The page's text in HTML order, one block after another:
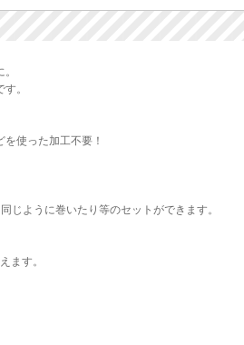
。
使った加工不要！
ように巻いたり等のセットができます。
ます。